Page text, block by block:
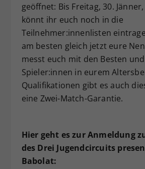
geöffnet: Bis Freitag, 30.
könnt ihr euch noch in die
Teilnehmer:innenlisten
am besten gleich jetzt eure
messt euch mit den Besten
Spieler:innen in eurem
Qualifikationen gibt es auch
eine Zwei-Match-Garantie.
Hier geht es zur Anmeldung
des Drei Jugendcircuits
Babolat: